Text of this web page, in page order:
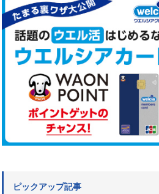
ピックアップ記事